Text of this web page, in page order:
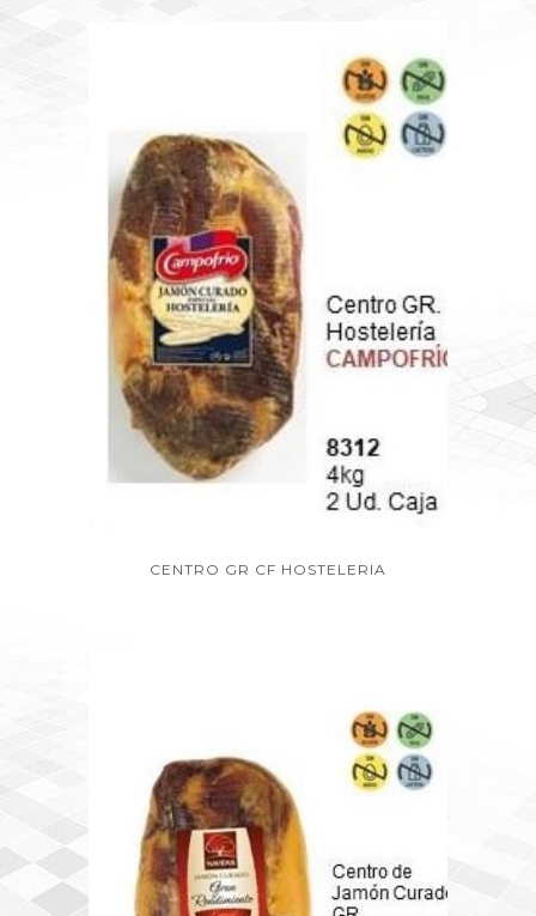
CENTRO GR CF HOSTELERIA